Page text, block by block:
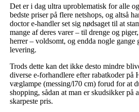
Det er i dag ultra uproblematisk for alle
bedste priser på flere netshops, og altså
doctor e-handler set sig nødsaget til at
mange af deres varer – til drenge og
herrer – voldsomt, og endda nogle gange
levering.
Trods dette kan det ikke desto mindre
diverse e-forhandlere efter rabatkoder på
væglampe (messing/l70 cm) forud for at
shopping, sådan at man er skudsikker på
skarpeste pris.